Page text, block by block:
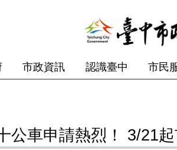
市政資訊 認識臺中 市民
公車申請熱烈！ 3/21